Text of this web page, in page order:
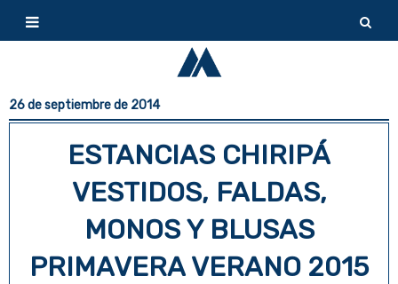
26 de septiembre de 2014
ESTANCIAS CHIRIPÁ
VESTIDOS, FALDAS,
MONOS Y BLUSAS
PRIMAVERA VERANO 2015